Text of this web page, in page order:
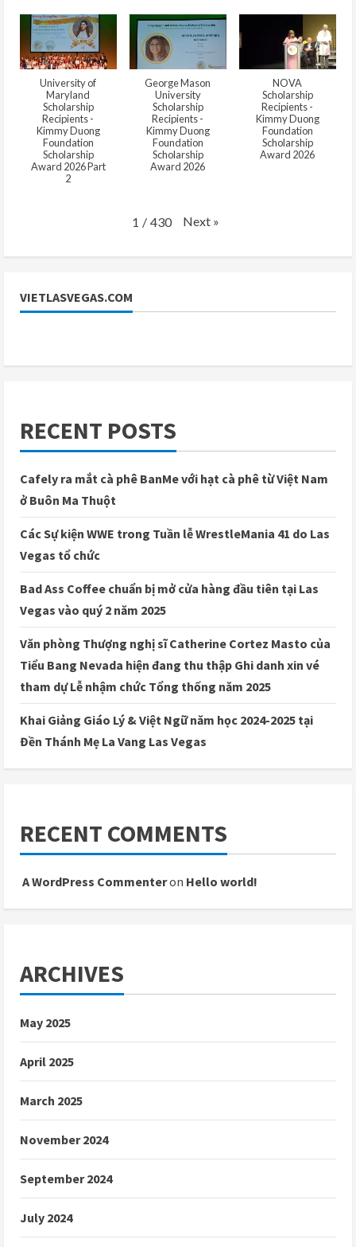
University of
Maryland
Scholarship
Recipients -
Kimmy Duong
Foundation
Scholarship
Award 2026 Part
2
George Mason
University
Scholarship
Recipients -
Kimmy Duong
Foundation
Scholarship
Award 2026
NOVA
Scholarship
Recipients -
Kimmy Duong
Foundation
Scholarship
Award 2026
1 / 430 Next »
VIETLASVEGAS.COM
RECENT POSTS
Cafely ra mắt cà phê BanMe với hạt cà phê từ Việt Nam
ở Buôn Ma Thuột
Các Sự kiện WWE trong Tuần lễ WrestleMania 41 do Las
Vegas tổ chức
Bad Ass Coffee chuẩn bị mở cửa hàng đầu tiên tại Las
Vegas vào quý 2 năm 2025
Văn phòng Thượng nghị sĩ Catherine Cortez Masto của
Tiểu Bang Nevada hiện đang thu thập Ghi danh xin vé
tham dự Lễ nhậm chức Tổng thống năm 2025
Khai Giảng Giáo Lý & Việt Ngữ năm học 2024-2025 tại
Đền Thánh Mẹ La Vang Las Vegas
RECENT COMMENTS
A WordPress Commenteron Hello world!
ARCHIVES
May 2025
April 2025
March 2025
November 2024
September 2024
July 2024